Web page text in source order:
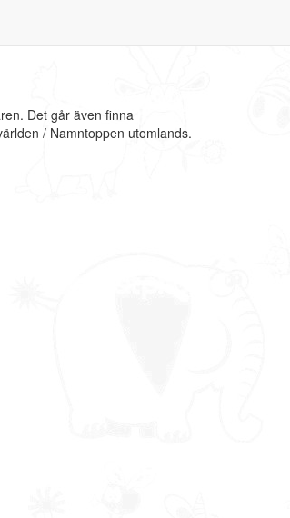
Det går även finna
/ Namntoppen utomlands.